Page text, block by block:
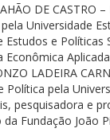
DE CASTRO
Universidade
Estudos e Políticas
Econômica Aplicada
LADEIRA
Política pela
pesquisadora e
da Fundação João